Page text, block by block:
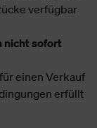
verfügbar
nicht sofort
einen Verkauf
erfüllt